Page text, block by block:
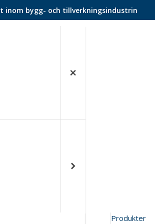
inom bygg- och tillverkningsindustrin
Produkter